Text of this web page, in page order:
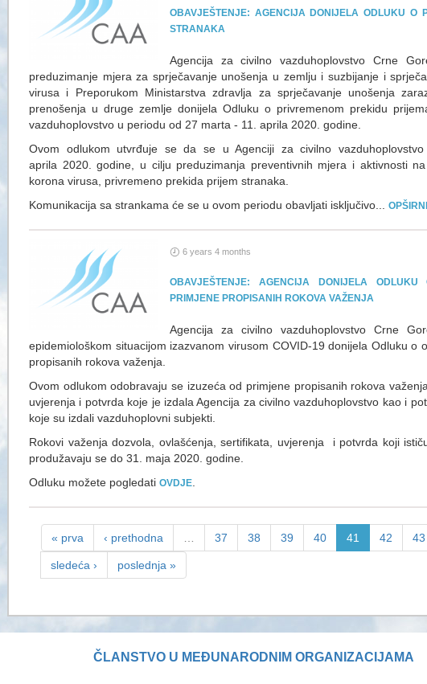
OBAVJEŠTENJE: AGENCIJA DONIJELA ODLUKU O
STRANAKA
Agencija za civilno vazduhoplovstvo Crne
preduzimanje mjera za sprječavanje unošenja u zemlju i suzbijanje i
virusa i Preporukom Ministarstva zdravlja za sprječavanje unošenja
prenošenja u druge zemlje donijela Odluku o privremenom prekidu
vazduhoplovstvo u periodu od 27 marta - 11. aprila 2020. godine.
Ovom odlukom utvrđuje se da se u Agenciji za civilno
aprila 2020. godine, u cilju preduzimanja preventivnih mjera i aktivnosti
korona virusa, privremeno prekida prijem stranaka.
Komunikacija sa strankama će se u ovom periodu obavljati isključivo...
6 years 4 months
OBAVJEŠTENJE: AGENCIJA DONIJELA
PRIMJENE PROPISANIH ROKOVA VAŽENJA
Agencija za civilno vazduhoplovstvo Crne
epidemiološkom situacijom izazvanom virusom COVID-19 donijela Odluku o
propisanih rokova važenja.
Ovom odlukom odobravaju se izuzeća od primjene propisanih rokova
uvjerenja i potvrda koje je izdala Agencija za civilno vazduhoplovstvo kao i
koje su izdali vazduhoplovni subjekti.
Rokovi važenja dozvola, ovlašćenja, sertifikata, uvjerenja i potvrda koji
produžavaju se do 31. maja 2020. godine.​
Odluku možete pogledati OVDJE
« prva ‹ prethodna 37 38 39 40 41 42 43
sledeća › poslednja »
ČLANSTVO U MEĐUNARODNIM ORGANIZACIJAMA